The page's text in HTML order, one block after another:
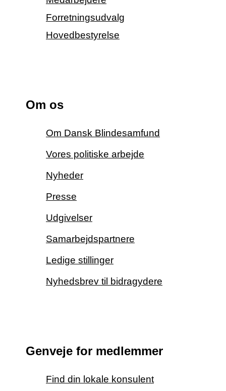
Forretningsudvalg
Hovedbestyrelse
Om os
Om Dansk Blindesamfund
Vores politiske arbejde
Nyheder
Presse
Udgivelser
Samarbejdspartnere
Ledige stillinger
Nyhedsbrev til bidragydere
Genveje for medlemmer
Find din lokale konsulent